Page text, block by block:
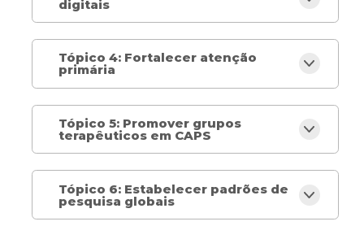
digitais
Tópico 4: Fortalecer atenção
primária
Tópico 5: Promover grupos
terapêuticos em CAPS
Tópico 6: Estabelecer padrões de
pesquisa globais